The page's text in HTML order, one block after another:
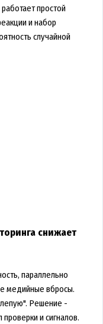
простой
и набор
случайной
снижает
параллельно
медийные вбросы.
Решение -
и сигналов.